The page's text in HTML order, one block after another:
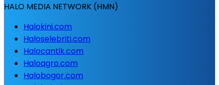
HALO MEDIA NETWORK (HMN)
Halokini.com
Haloselebriti.com
Halocantik.com
Haloagro.com
Halobogor.com